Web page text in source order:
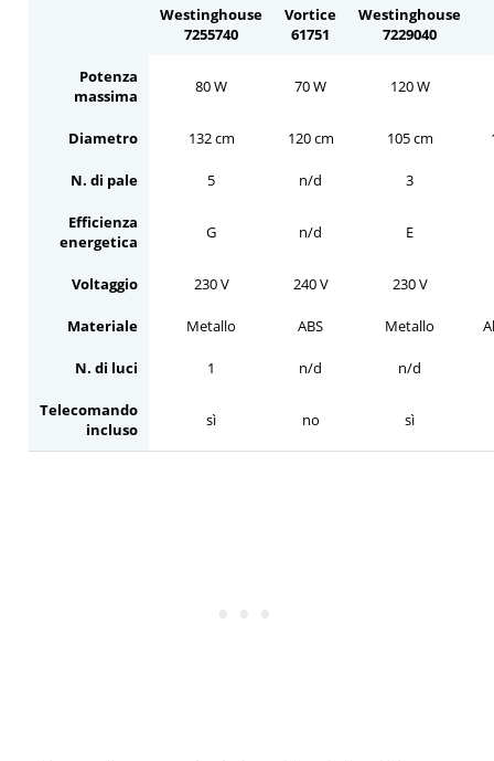
Westinghouse
7255740
Vortice
61751
Westinghouse
7229040
Potenza
massima
80 W 70 W 120 W
Diametro 132 cm 120 cm 105 cm
N. di pale 5 n/d 3
Efficienza
energetica
G n/d E
Voltaggio 230 V 240 V 230 V
Materiale Metallo ABS Metallo
N. di luci 1 n/d n/d
Telecomando
incluso
sì no sì